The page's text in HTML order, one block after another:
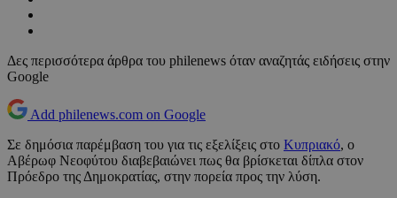
Δες περισσότερα άρθρα του philenews όταν αναζητάς ειδήσεις στην
Google
Add philenews.com on Google
Σε δημόσια παρέμβαση του για τις εξελίξεις στο Κυπριακό, ο
Αβέρωφ Νεοφύτου διαβεβαιώνει πως θα βρίσκεται δίπλα στον
Πρόεδρο της Δημοκρατίας, στην πορεία προς την λύση.